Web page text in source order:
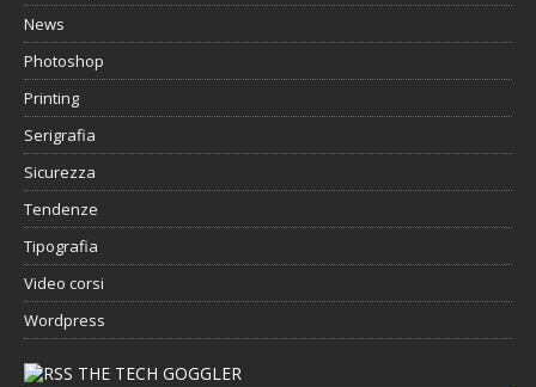
News
Photoshop
Printing
Serigrafia
Sicurezza
Tendenze
Tipografia
Video corsi
Wordpress
THE TECH GOGGLER